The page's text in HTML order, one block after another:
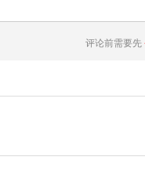
评论前需要先